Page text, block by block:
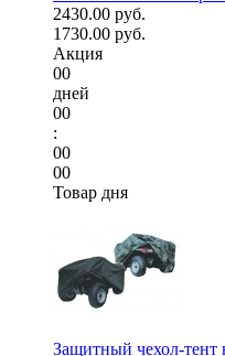
2430.00 руб.
1730.00 руб.
Акция
00
дней
00
:
00
00
Товар дня
Защитный чехол-